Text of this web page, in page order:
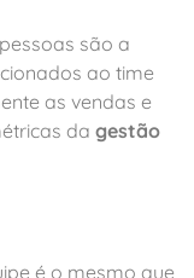
são a
ao time
as vendas e
da gestão
é o mesmo que